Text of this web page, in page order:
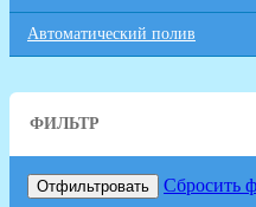
Автоматический полив
ФИЛЬТР
Отфильтровать Сбросить